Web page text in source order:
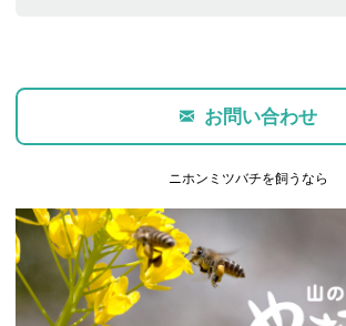
お問い合わせ
ニホンミツバチを飼うなら